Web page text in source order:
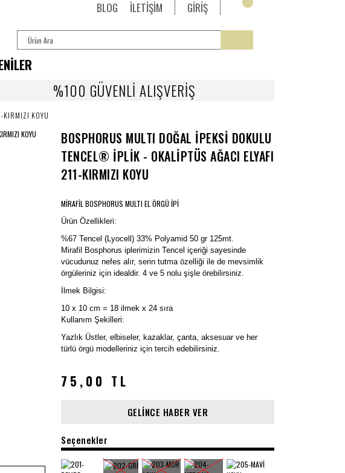
BLOG İLETİŞİM GİRİŞ
%100 GÜVENLİ ALIŞVERİŞ
KIRMIZI KOYU
BOSPHORUS MULTI DOĞAL İPEKSİ DOKULU
TENCEL® İPLİK - OKALİPTÜS AĞACI ELYAFI
211-KIRMIZI KOYU
MİRAFİL BOSPHORUS MULTI EL ÖRGÜ İPİ
Ürün Özellikleri:
%67 Tencel (Lyocell) 33% Polyamid 50 gr 125mt.
Mirafil Bosphorus iplerimizin Tencel içeriği sayesinde
vücudunuz nefes alır, serin tutma özelliği ile de mevsimlik
örgüleriniz için idealdir. 4 ve 5 nolu şişle örebilirsiniz.
İlmek Bilgisi:
10 x 10 cm = 18 ilmek x 24 sıra
Kullanım Şekilleri:
Yazlık Üstler, elbiseler, kazaklar, çanta, aksesuar ve her
türlü örgü modelleriniz için tercih edebilirsiniz.
75,00 TL
GELİNCE HABER VER
Seçenekler